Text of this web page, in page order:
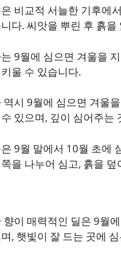
비교적 서늘한 기후에
다. 씨앗을 뿌린 후 흙
9월에 심으면 겨울을
울 수 있습니다.
역시 9월에 심으면 겨울
있으며, 깊이 심어주는
9월 말에서 10월 초에
을 나누어 심고, 흙을 덮
향이 매력적인 딜은 9월
, 햇빛이 잘 드는 곳에